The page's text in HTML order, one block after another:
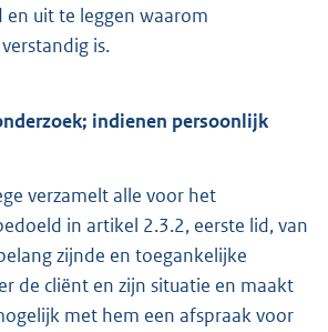
en uit te leggen waarom
is.
indienen persoonlijk
verzamelt alle voor het
in artikel 2.3.2, eerste lid, van
zijnde en toegankelijke
de cliënt en zijn situatie en maakt
met hem een afspraak voor